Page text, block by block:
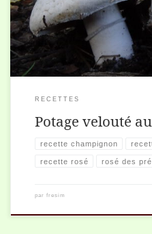
RECETTES
Potage velouté
recette champignon
recette rosé rosé des
par fresim